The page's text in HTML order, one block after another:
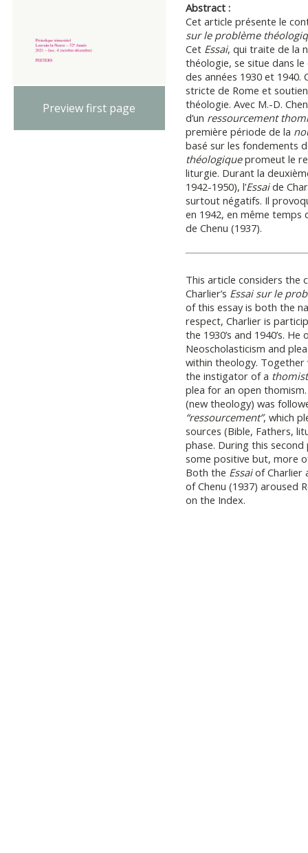
Preview first page
Abstract :
Cet article présente le
sur le problème
Cet Essai, qui traite de la
théologie, se situe dans
des années 1930 et 1940.
stricte de Rome et
théologie. Avec M.-D.
d’un ressourcement
première période de la
basé sur les fondements
théologiquepromeut le
liturgie. Durant la
1942-1950), l’Essaide
surtout négatifs. Il
en 1942, en même temps
de Chenu (1937).
This article considers the
Charlier’s Essai sur le
of this essay is both the
respect, Charlier is
the 1930’s and 1940’s.
Neoscholasticism and
within theology. Together
the instigator of a
plea for an open
(new theology) was
“ressourcement”, which
sources (Bible, Fathers,
phase. During this
some positive but, more
Both the Essaiof Charlier
of Chenu (1937) aroused
on the Index.